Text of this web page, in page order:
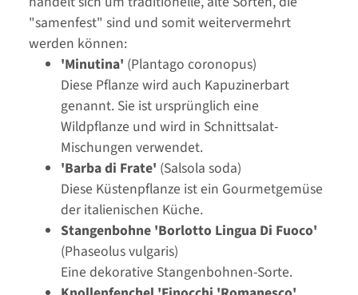
"samenfest" sind und somit weitervermehrt
werden können:
'Minutina' (Plantago coronopus)
Diese Pflanze wird auch Kapuzinerbart
genannt. Sie ist ursprünglich eine
Wildpflanze und wird in Schnittsalat-
Mischungen verwendet.
'Barba di Frate' (Salsola soda)
Diese Küstenpflanze ist ein Gourmetgemüse
der italienischen Küche.
Stangenbohne 'Borlotto Lingua Di Fuoco'
(Phaseolus vulgaris)
Eine dekorative Stangenbohnen-Sorte.